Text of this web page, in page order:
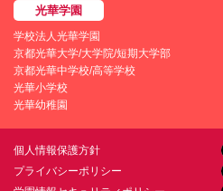
学校法人光華学園
京都光華大学/大学院/短期大学部
京都光華中学校/高等学校
光華小学校
光華幼稚園
個人情報保護方針
プライバシーポリシー